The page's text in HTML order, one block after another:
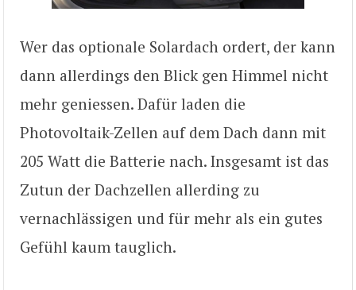
Wer das optionale Solardach ordert, der kann
dann allerdings den Blick gen Himmel nicht
mehr geniessen. Dafür laden die
Photovoltaik-Zellen auf dem Dach dann mit
205 Watt die Batterie nach. Insgesamt ist das
Zutun der Dachzellen allerding zu
vernachlässigen und für mehr als ein gutes
Gefühl kaum tauglich.